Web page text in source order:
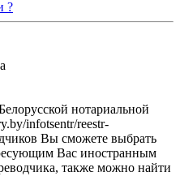
?
нотариальной
infotsentr/reestr-
Вы сможете выбрать
Вас иностранным
также можно найти